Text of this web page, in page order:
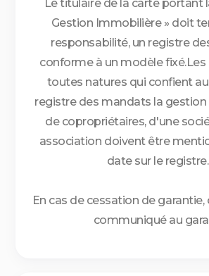
Le titulaire de la carte portant
Gestion Immobilière » doit
responsabilité, un registre
conforme à un modèle
toutes natures qui confient
registre des mandats la
de copropriétaires, d'une
association doivent être
date sur le registre.
En cas de cessation de
communiqué au